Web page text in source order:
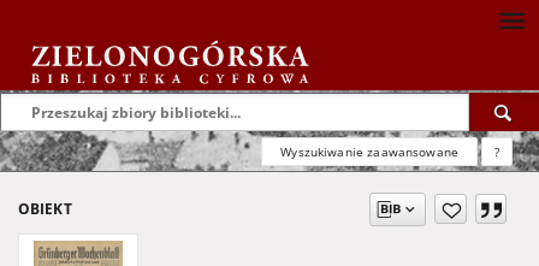
Wyszukiwanie zaawansowane ?
OBIEKT